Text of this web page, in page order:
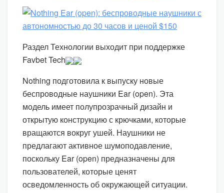
Раздел Технологии выходит при поддержке
Favbet Tech
Nothing подготовила к выпуску новые
беспроводные наушники Ear (open). Эта
модель имеет полупрозрачный дизайн и
открытую конструкцию с крючками, которые
вращаются вокруг ушей. Наушники не
предлагают активное шумоподавление,
поскольку Ear (open) предназначены для
пользователей, которые ценят
осведомленность об окружающей ситуации.